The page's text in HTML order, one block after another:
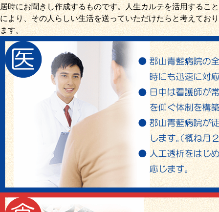
居時にお聞きし作成するものです。人生カルテを活用すること
により、その人らしい生活を送っていただけたらと考えており
ます。